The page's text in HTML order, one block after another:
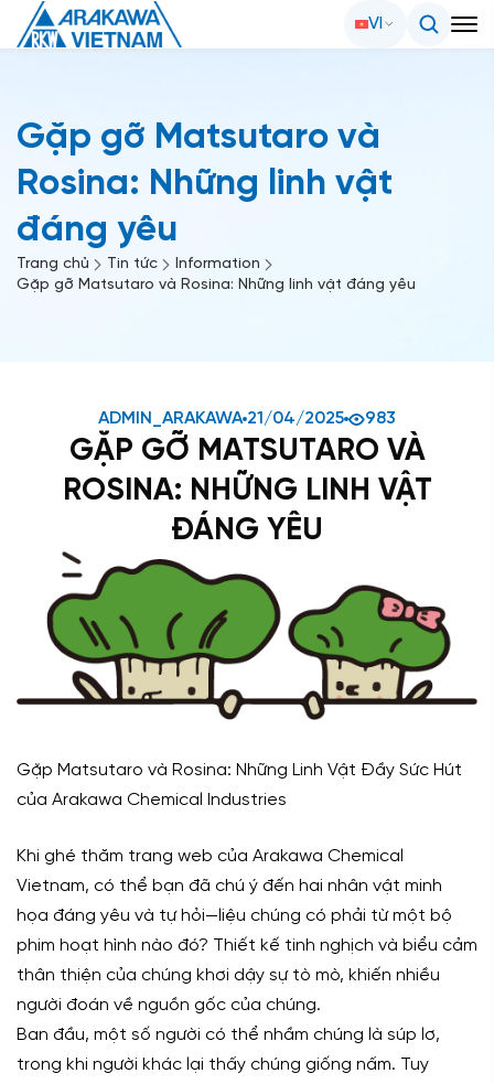
VI
Gặp gỡ Matsutaro và
Rosina: Những linh vật
đáng yêu
Trang chủ Tin tức
Information
Gặp gỡ Matsutaro và Rosina: Những linh vật đáng yêu
ADMIN_ARAKAWA 21/04/2025 983
GẶP GỠ MATSUTARO VÀ
ROSINA: NHỮNG LINH VẬT
ĐÁNG YÊU
Gặp Matsutaro và Rosina: Những Linh Vật Đầy Sức Hút
của Arakawa Chemical Industries
Khi ghé thăm trang web của Arakawa Chemical
Vietnam, có thể bạn đã chú ý đến hai nhân vật minh
họa đáng yêu và tự hỏi—liệu chúng có phải từ một bộ
phim hoạt hình nào đó? Thiết kế tinh nghịch và biểu cảm
thân thiện của chúng khơi dậy sự tò mò, khiến nhiều
người đoán về nguồn gốc của chúng.
Ban đầu, một số người có thể nhầm chúng là súp lơ,
trong khi người khác lại thấy chúng giống nấm. Tuy